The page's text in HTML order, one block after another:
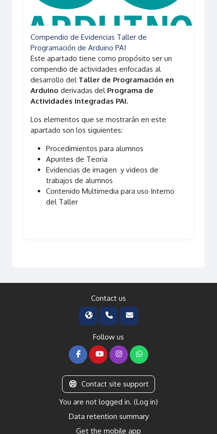
Compendio de Evidencias Taller de
Programación de Arduino PAI
Este apartado tiene como propósito ser un
compendio de actividades enfocadas al
desarrollo del Taller de Programación en
Arduinoderivadas del Programa de
Actividades Integradas PAI.
Los elementos que se mostrarán en este
apartado son los siguientes:
Procedimientos para alumnos
Apuntes de Teoria
Evidencias de imagen y videos de
trabajos de alumnos
Contenido Multimedia para uso Interno
del Taller
Contact us
Follow us
Contact site support
You are not logged in. (Log in)
Data retention summary
Get the mobile app